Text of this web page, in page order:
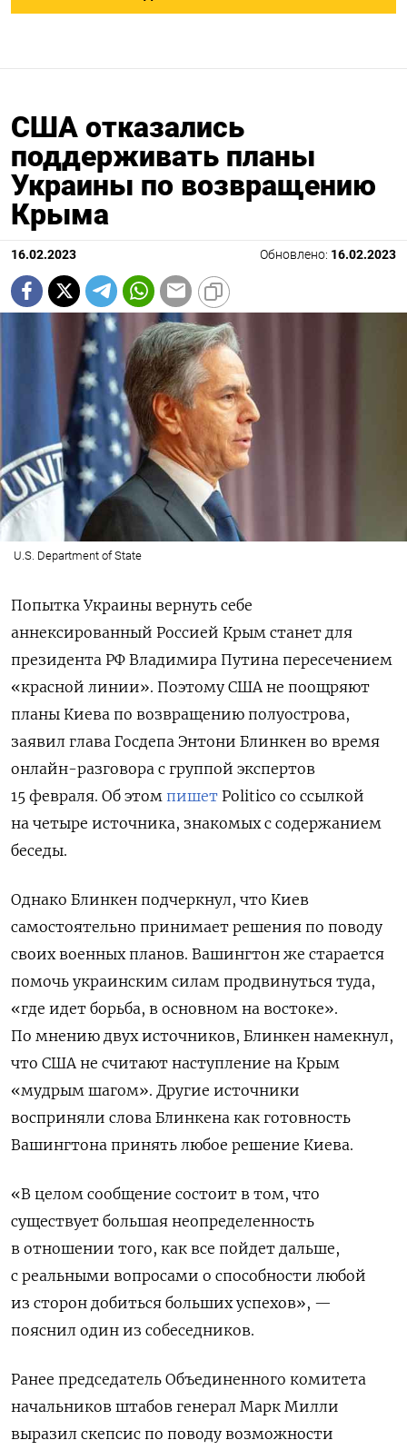
США отказались
поддерживать планы
Украины по возвращению
Крыма
16.02.2023 Обновлено: 16.02.2023
U.S. Department of State
Попытка Украины вернуть себе
аннексированный Россией Крым станет для
президента РФ Владимира Путина пересечением
«красной линии». Поэтому США не поощряют
планы Киева по возвращению полуострова,
заявил глава Госдепа Энтони Блинкен во время
онлайн-разговора с группой экспертов
15 февраля. Об этом пишет Politico со ссылкой
на четыре источника, знакомых с содержанием
беседы.
Однако Блинкен подчеркнул, что Киев
самостоятельно принимает решения по поводу
своих военных планов. Вашингтон же старается
помочь украинским силам продвинуться туда,
«где идет борьба, в основном на востоке».
По мнению двух источников, Блинкен намекнул,
что США не считают наступление на Крым
«мудрым шагом». Другие источники
восприняли слова Блинкена как готовность
Вашингтона принять любое решение Киева.
«В целом сообщение состоит в том, что
существует большая неопределенность
в отношении того, как все пойдет дальше,
с реальными вопросами о способности любой
из сторон добиться больших успехов», —
пояснил один из собеседников.
Ранее председатель Объединенного комитета
начальников штабов генерал Марк Милли
выразил скепсис по поводу возможности